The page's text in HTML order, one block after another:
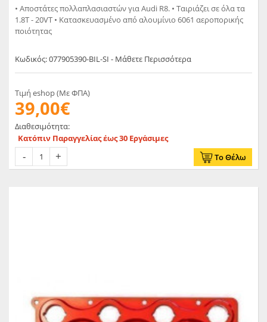
• Αποστάτες πολλαπλασιαστών για Audi R8. • Ταιριάζει σε όλα τα
1.8T - 20VT • Κατασκευασμένο από αλουμίνιο 6061 αεροπορικής
ποιότητας
Κωδικός: 077905390-BIL-SI - Μάθετε Περισσότερα
Τιμή eshop (Με ΦΠΑ)
39,00€
Διαθεσιμότητα:
Κατόπιν Παραγγελίας έως 30 Εργάσιμες
Το Θέλω